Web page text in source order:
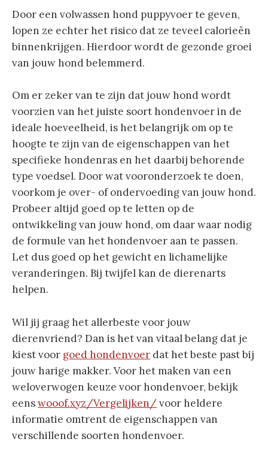
Door een volwassen hond puppyvoer te geven,
lopen ze echter het risico dat ze teveel calorieën
binnenkrijgen. Hierdoor wordt de gezonde groei
van jouw hond belemmerd.
Om er zeker van te zijn dat jouw hond wordt
voorzien van het juiste soort hondenvoer in de
ideale hoeveelheid, is het belangrijk om op te
hoogte te zijn van de eigenschappen van het
specifieke hondenras en het daarbij behorende
type voedsel. Door wat vooronderzoek te doen,
voorkom je over- of ondervoeding van jouw hond.
Probeer altijd goed op te letten op de
ontwikkeling van jouw hond, om daar waar nodig
de formule van het hondenvoer aan te passen.
Let dus goed op het gewicht en lichamelijke
veranderingen. Bij twijfel kan de dierenarts
helpen.
Wil jij graag het allerbeste voor jouw
dierenvriend? Dan is het van vitaal belang dat je
kiest voor goed hondenvoer dat het beste past bij
jouw harige makker. Voor het maken van een
weloverwogen keuze voor hondenvoer, bekijk
eenswooof.xyz/Vergelijken/voor heldere
informatie omtrent de eigenschappen van
verschillende soorten hondenvoer.